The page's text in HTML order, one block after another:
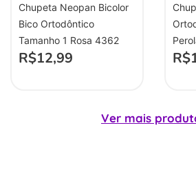
Chupeta Neopan Bicolor
Bico Ortodôntico
Tamanho 1 Rosa 4362
R$12,99 R$
Ver mais